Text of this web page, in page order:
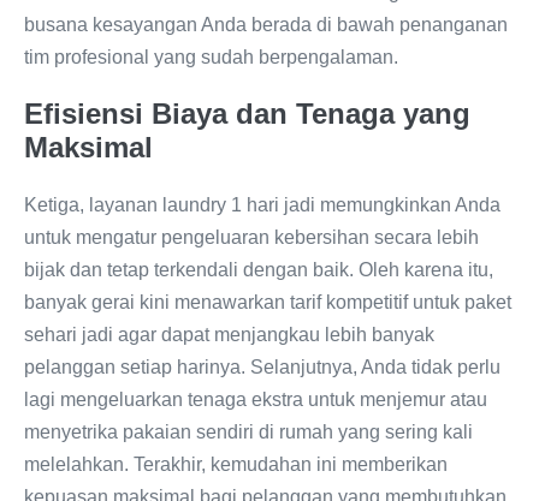
busana kesayangan Anda berada di bawah penanganan
tim profesional yang sudah berpengalaman.
Efisiensi Biaya dan Tenaga yang
Maksimal
Ketiga, layanan laundry 1 hari jadi memungkinkan Anda
untuk mengatur pengeluaran kebersihan secara lebih
bijak dan tetap terkendali dengan baik. Oleh karena itu,
banyak gerai kini menawarkan tarif kompetitif untuk paket
sehari jadi agar dapat menjangkau lebih banyak
pelanggan setiap harinya. Selanjutnya, Anda tidak perlu
lagi mengeluarkan tenaga ekstra untuk menjemur atau
menyetrika pakaian sendiri di rumah yang sering kali
melelahkan. Terakhir, kemudahan ini memberikan